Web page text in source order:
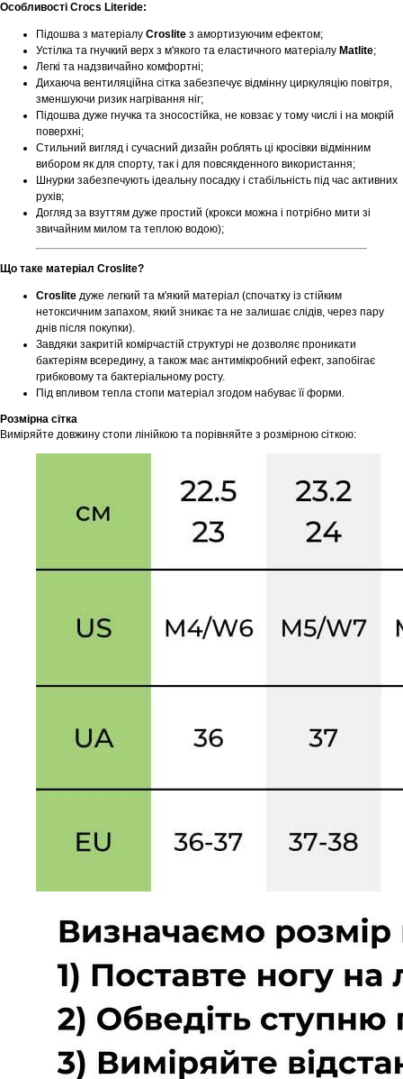
Особливості Crocs Literide:
Підошва з матеріалу Croslite з амортизуючим ефектом;
Устілка та гнучкий верх з м'якого та еластичного матеріалу Matlite;
Легкі та надзвичайно комфортні;
Дихаюча вентиляційна сітка забезпечує відмінну циркуляцію повітря,
зменшуючи ризик нагрівання ніг;
Підошва дуже гнучка та зносостійка, не ковзає у тому числі і на мокрій
поверхні;
Стильний вигляд і сучасний дизайн роблять ці кросівки відмінним
вибором як для спорту, так і для повсякденного використання;
Шнурки забезпечують ідеальну посадку і стабільність під час активних
рухів;
Догляд за взуттям дуже простий (крокси можна і потрібно мити зі
звичайним милом та теплою водою);
Що таке матеріал Croslite?
Croslite дуже легкий та м'який матеріал (спочатку із стійким
нетоксичним запахом, який зникає та не залишає слідів, через пару
днів після покупки).
Завдяки закритій комірчастій структурі не дозволяє проникати
бактеріям всередину, а також має антимікробний ефект, запобігає
грибковому та бактеріальному росту.
Під впливом тепла стопи матеріал згодом набуває її форми.
Розмірна сітка
Виміряйте довжину стопи лінійкою та порівняйте з розмірною сіткою: